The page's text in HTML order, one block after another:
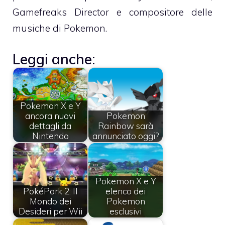
Gamefreaks Director e compositore delle
musiche di Pokemon.
Leggi anche:
Pokemon X e Y
ancora nuovi
dettagli da
Nintendo
Pokemon
Rainbow sarà
annunciato oggi?
PokéPark 2: Il
Mondo dei
Desideri per Wii
Pokemon X e Y
elenco dei
Pokemon
esclusivi